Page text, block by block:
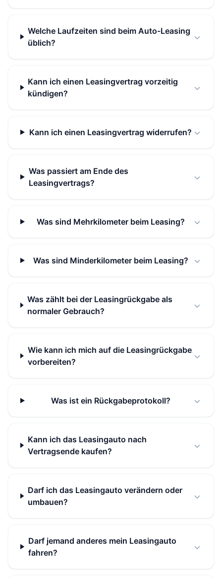
Welche Laufzeiten sind beim Auto-Leasing
üblich?
Kann ich einen Leasingvertrag vorzeitig
kündigen?
Kann ich einen Leasingvertrag widerrufen?
Was passiert am Ende des
Leasingvertrags?
Was sind Mehrkilometer beim Leasing?
Was sind Minderkilometer beim Leasing?
Was zählt bei der Leasingrückgabe als
normaler Gebrauch?
Wie kann ich mich auf die Leasingrückgabe
vorbereiten?
Was ist ein Rückgabeprotokoll?
Kann ich das Leasingauto nach
Vertragsende kaufen?
Darf ich das Leasingauto verändern oder
umbauen?
Darf jemand anderes mein Leasingauto
fahren?